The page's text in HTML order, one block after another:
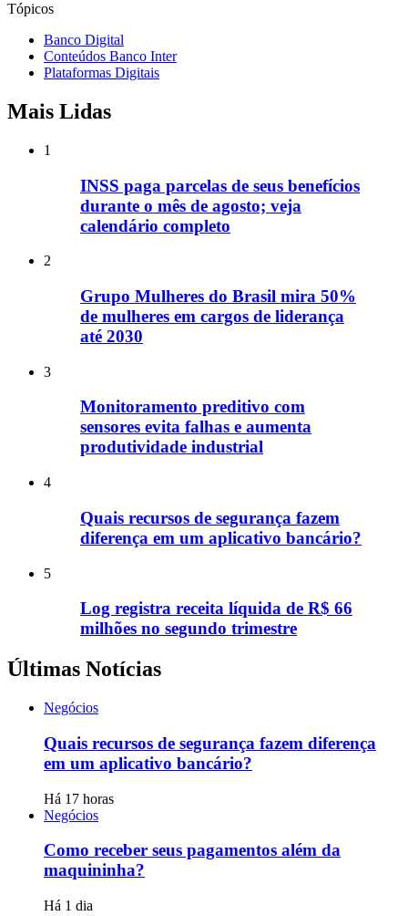
Tópicos
Banco Digital
Conteúdos Banco Inter
Plataformas Digitais
Mais Lidas
1
INSS paga parcelas de seus benefícios
durante o mês de agosto; veja
calendário completo
2
Grupo Mulheres do Brasil mira 50%
de mulheres em cargos de liderança
até 2030
3
Monitoramento preditivo com
sensores evita falhas e aumenta
produtividade industrial
4
Quais recursos de segurança fazem
diferença em um aplicativo bancário?
5
Log registra receita líquida de R$ 66
milhões no segundo trimestre
Últimas Notícias
Negócios
Quais recursos de segurança fazem diferença
em um aplicativo bancário?
Há 17 horas
Negócios
Como receber seus pagamentos além da
maquininha?
Há 1 dia